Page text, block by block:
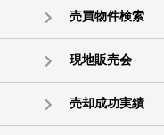
売買物件検索
現地販売会
売却成功実績